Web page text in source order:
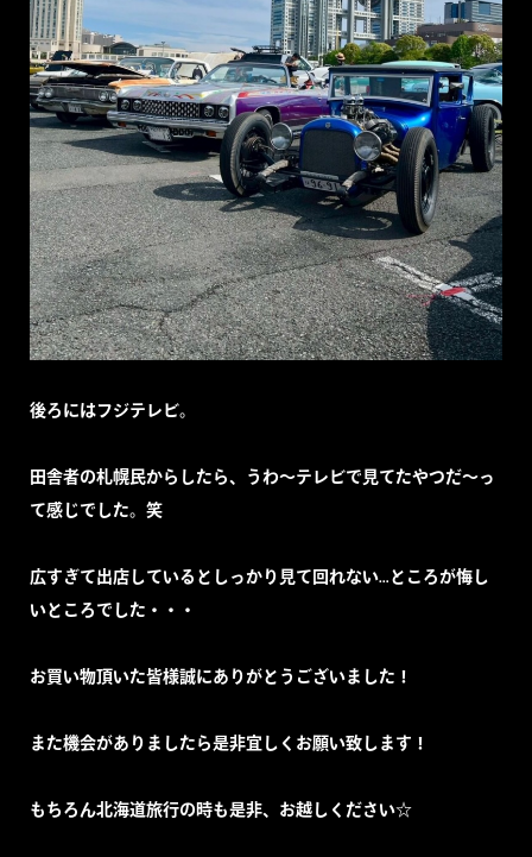
後ろにはフジテレビ。
田舎者の札幌民からしたら、うわ～テレビで見てたやつだ～っ
て感じでした。笑
広すぎて出店しているとしっかり見て回れない…ところが悔し
いところでした・・・
お買い物頂いた皆様誠にありがとうございました！
また機会がありましたら是非宜しくお願い致します！
もちろん北海道旅行の時も是非、お越しください☆